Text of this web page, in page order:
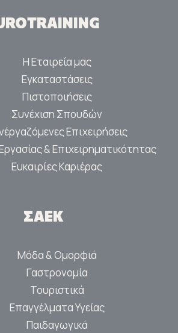
Η Εταιρεία μας
Εγκαταστάσεις
Πιστοποιήσεις
Συνέχιση Σπουδών
Επιχειρήσεις
& Επιχειρηματικότητας
Ευκαιρίες Καριέρας
ΣΑΕΚ
Μόδα & Ομορφιά
Γαστρονομία
Τουριστικά
Επαγγέλματα Υγείας
Παιδαγωγικά